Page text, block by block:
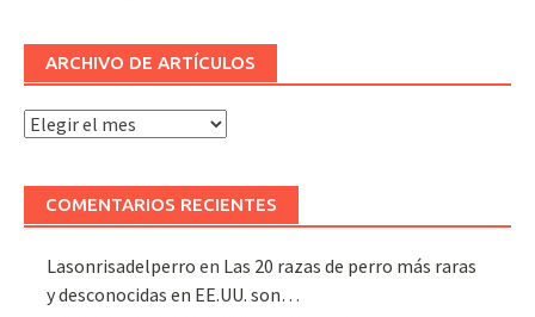
ARCHIVO DE ARTÍCULOS
Archivo
COMENTARIOS RECIENTES
Lasonrisadelperro en Las 20 razas de perro más raras
y desconocidas en EE.UU. son…